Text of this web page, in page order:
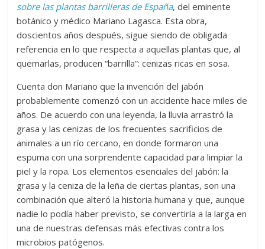
sobre las plantas barrilleras de España, del eminente
botánico y médico Mariano Lagasca. Esta obra,
doscientos años después, sigue siendo de obligada
referencia en lo que respecta a aquellas plantas que, al
quemarlas, producen “barrilla”: cenizas ricas en sosa.
Cuenta don Mariano que la invención del jabón
probablemente comenzó con un accidente hace miles de
años. De acuerdo con una leyenda, la lluvia arrastró la
grasa y las cenizas de los frecuentes sacrificios de
animales a un río cercano, en donde formaron una
espuma con una sorprendente capacidad para limpiar la
piel y la ropa. Los elementos esenciales del jabón: la
grasa y la ceniza de la leña de ciertas plantas, son una
combinación que alteró la historia humana y que, aunque
nadie lo podía haber previsto, se convertiría a la larga en
una de nuestras defensas más efectivas contra los
microbios patógenos.